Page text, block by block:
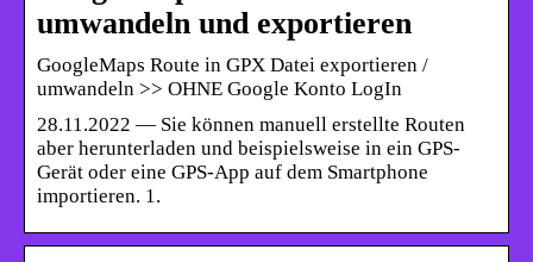
umwandeln und exportieren
GoogleMaps Route in GPX Datei exportieren /
umwandeln >> OHNE Google Konto LogIn
28.11.2022 — Sie können manuell erstellte Routen
aber herunterladen und beispielsweise in ein GPS-
Gerät oder eine GPS-App auf dem Smartphone
importieren. 1.